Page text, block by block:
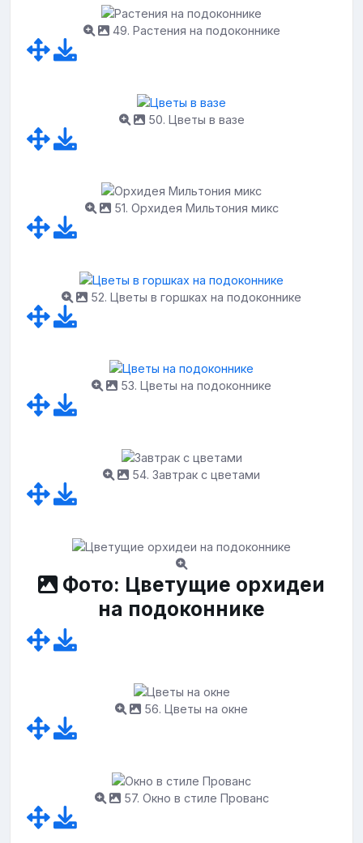
49. Растения на подоконнике
50. Цветы в вазе
51. Орхидея Мильтония микс
52. Цветы в горшках на подоконнике
53. Цветы на подоконнике
54. Завтрак с цветами
Фото: Цветущие орхидеи
на подоконнике
56. Цветы на окне
57. Окно в стиле Прованс